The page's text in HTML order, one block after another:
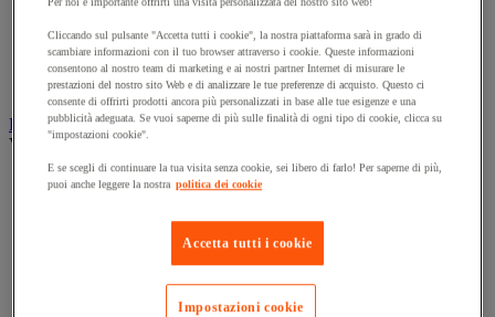
Armadio di sicurezza
Armadio portachiavi
Cassaforte
Cassetta portachiavi
Dispositivi di protezione individuale (DPI)
Vedi tutte le categorie
Abbigliamento di protezione e da lavoro
Custodie per DPI
Cliccando sul pulsante "Accetta tutti i cookie", la nostra piattaforma sarà in grado di
scambiare informazioni con il tuo browser attraverso i cookie. Queste informazioni
consentono al nostro team di marketing e ai nostri partner Internet di misurare le
prestazioni del nostro sito Web e di analizzare le tue preferenze di acquisto. Questo ci
consente di offrirti prodotti ancora più personalizzati in base alle tue esigenze e una
pubblicità adeguata. Se vuoi saperne di più sulle finalità di ogni tipo di cookie, clicca su
"impostazioni cookie".
E se scegli di continuare la tua visita senza cookie, sei libero di farlo! Per saperne di più,
puoi anche leggere la nostra politica dei cookie
Accetta tutti i cookie
Impostazioni cookie